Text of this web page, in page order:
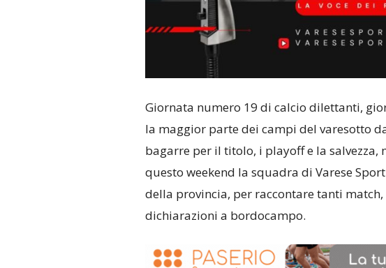
Giornata numero 19 di calcio dilettanti,
la maggior parte dei campi del varesotto
bagarre per il titolo, i playoff e la salvezza,
questo weekend la squadra di Varese
della provincia, per raccontare tanti
dichiarazioni a bordocampo.